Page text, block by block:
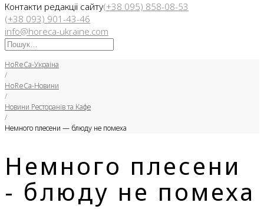
Контакти редакції сайту(+38 095) 858-08-53
(+38 093) 901-43-46
info@horeca-ukraine.com
Искать:
HoReCa-Україна
/
HoReCa-Новини
/
Новини Ресторанів та Кафе
/
Немного плесени — блюду не помеха
Немного плесени
- блюду не помеха